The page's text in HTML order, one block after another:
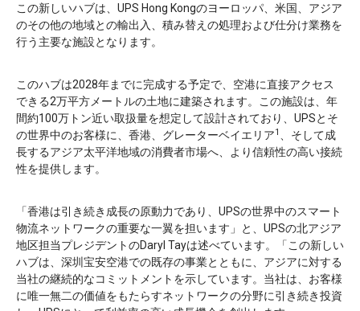
この新しいハブは、UPS Hong Kongのヨーロッパ、米国、アジア
のその他の地域との輸出入、積み替えの処理および仕分け業務を
行う主要な施設となります。
このハブは2028年までに完成する予定で、空港に直接アクセス
できる2万平方メートルの土地に建築されます。この施設は、年
間約100万トン近い取扱量を想定して設計されており、UPSとそ
の世界中のお客様に、香港、グレーターベイエリア1
、そして成
長するアジア太平洋地域の消費者市場へ、より信頼性の高い接続
性を提供します。
「香港は引き続き成長の原動力であり、UPSの世界中のスマート
物流ネットワークの重要な一翼を担います」と、UPSの北アジア
地区担当プレジデントのDaryl Tayは述べています。「この新しい
ハブは、深圳宝安空港での既存の事業とともに、アジアに対する
当社の継続的なコミットメントを示しています。当社は、お客様
に唯一無二の価値をもたらすネットワークの分野に引き続き投資